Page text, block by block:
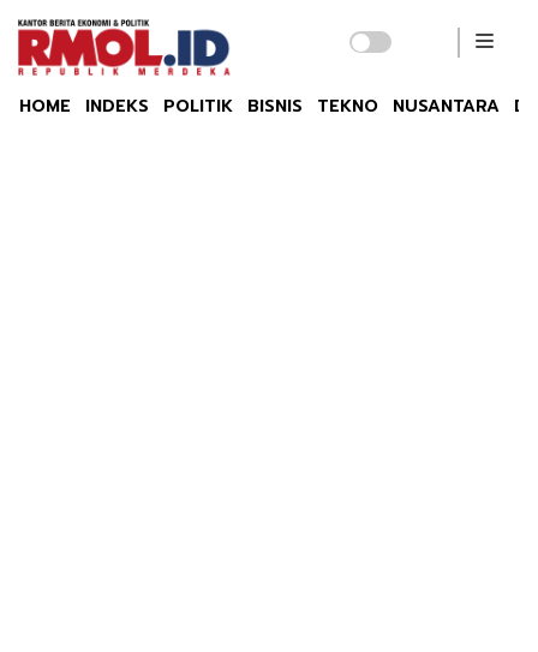
HOME INDEKS POLITIK BISNIS TEKNO NUSANTARA